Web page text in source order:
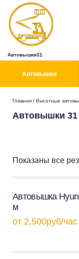
Автовышки31
Автовышки
Главная / Высотные
Автовышки 31
Показаны все
Автовышка
м
от 2,500руб/час